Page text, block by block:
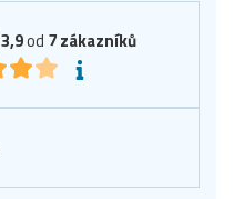
3,9od 7zákazníků